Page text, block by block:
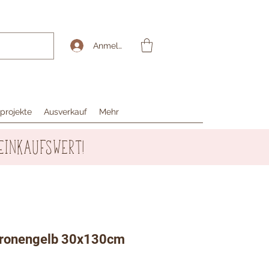
Anmelden
Ausverkauf Mehr
30x130cm